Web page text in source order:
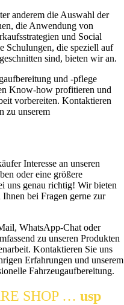
anderem die Auswahl der
die Anwendung von
und Social
Schulungen, die speziell auf
sind, bieten wir an.
und -pflege
Know-how profitieren und
vorbereiten. Kontaktieren
zu unserem
Interesse an unseren
oder eine größere
uns genau richtig! Wir bieten
bei Fragen gerne zur
WhatsApp-Chat oder
zu unseren Produkten
Kontaktieren Sie uns
Erfahrungen und unserem
Fahrzeugaufbereitung.
SHOP … usp